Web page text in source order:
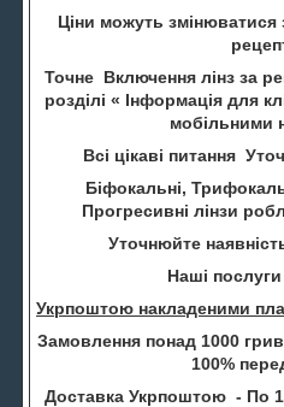
Ціни можуть змінюватися
Точне Включення лінз за
розділі « Інформація для
мобільними
Всі цікаві питання
Біфокальні,
Прогресивні лінзи
Уточнюйте
Наші
Укрпоштою накладеними
Замовлення понад 1000
100%
Доставка Укрпоштою - По